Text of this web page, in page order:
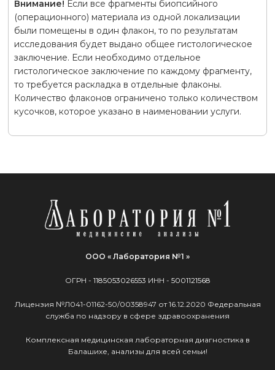
Внимание! Если все фрагменты биопсийного
(операционного) материала из одной локализации
были помещены в один флакон, то по результатам
исследования будет выдано общее гистологическое
заключение. Если необходимо отдельное
гистологическое заключение по каждому фрагменту,
то требуется раскладка в отдельные флаконы.
Количество флаконов ограничено только количеством
кусочков, которое указано в наименовании услуги.
ООО « Лаборатория №1 »
ОГРН - 1185053026553 ИНН - 5001121568
Лицензия №Л041-01162-50/00358947 от 16.12.2020 Федеральная
служба по надзору в сфере здравоохранения
Комплексная медицинская лабораторная диагностика в
Балашихе, анализы для всей семьи!